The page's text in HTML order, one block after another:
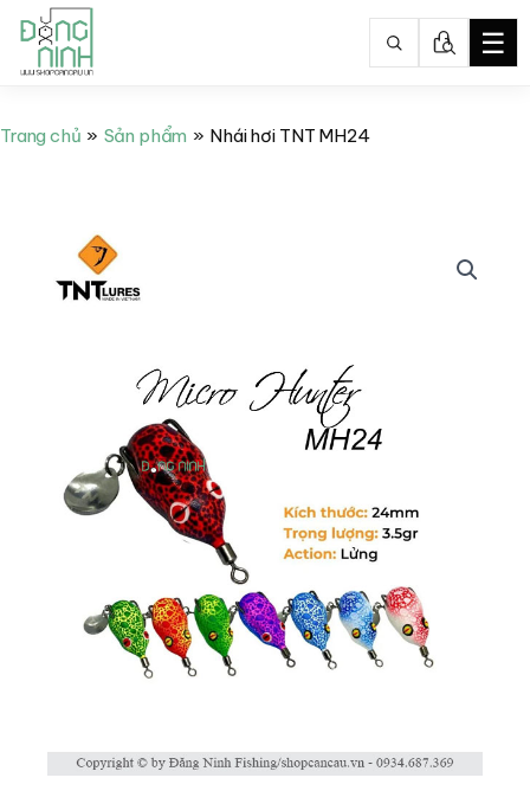
tới
☰
Trang chủ Sản phẩm Nhái hơi TNT MH24